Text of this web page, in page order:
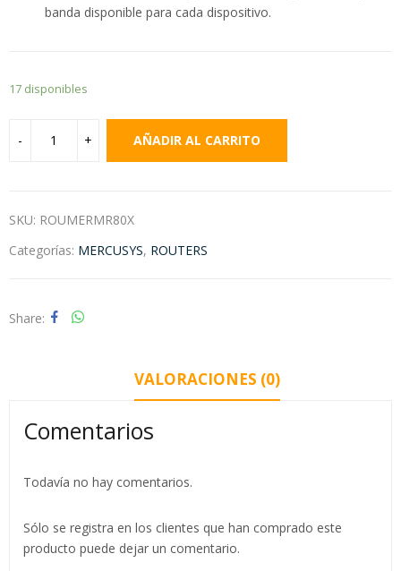
banda disponible para cada dispositivo.
17 disponibles
AÑADIR AL CARRITO
SKU: ROUMERMR80X
Categorías: MERCUSYS, ROUTERS
Share
VALORACIONES (0)
Comentarios
Todavía no hay comentarios.
Sólo se registra en los clientes que han comprado este
producto puede dejar un comentario.